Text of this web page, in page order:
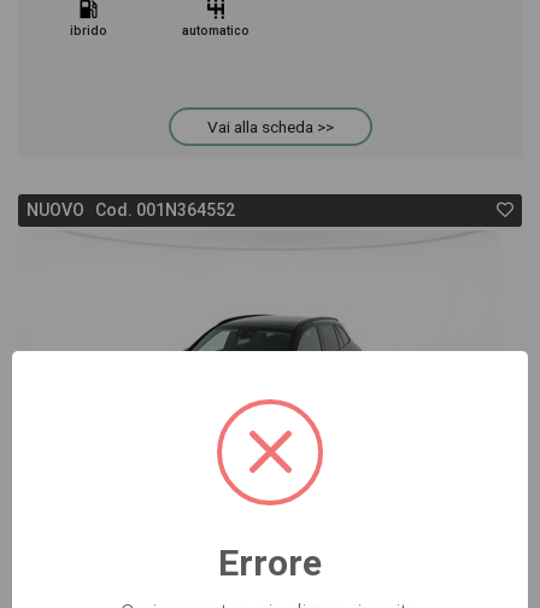
ibrido automatico
Vai alla scheda >>
NUOVO Cod. 001N364552
Errore